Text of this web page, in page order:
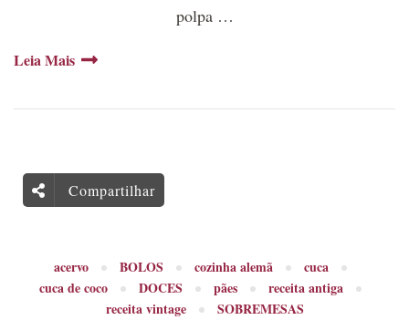
polpa …
Leia Mais
Compartilhar
acervo BOLOS cozinha alemã
cuca
cuca de coco
DOCES pães
receita antiga
receita vintage
SOBREMESAS